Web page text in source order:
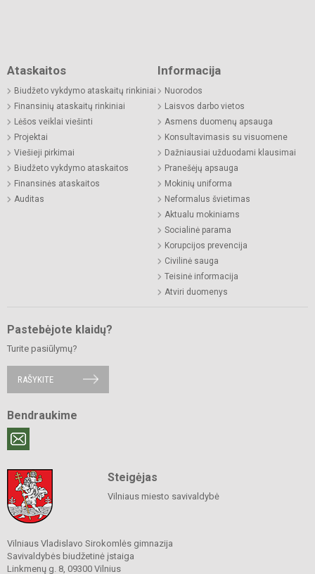
Ataskaitos
Biudžeto vykdymo ataskaitų rinkiniai
Finansinių ataskaitų rinkiniai
Lėšos veiklai viešinti
Projektai
Viešieji pirkimai
Biudžeto vykdymo ataskaitos
Finansinės ataskaitos
Auditas
Informacija
Nuorodos
Laisvos darbo vietos
Asmens duomenų apsauga
Konsultavimasis su visuomene
Dažniausiai užduodami klausimai
Pranešėjų apsauga
Mokinių uniforma
Neformalus švietimas
Aktualu mokiniams
Socialinė parama
Korupcijos prevencija
Civilinė sauga
Teisinė informacija
Atviri duomenys
Pastebėjote klaidų?
Turite pasiūlymų?
RAŠYKITE
Bendraukime
Steigėjas
Vilniaus miesto savivaldybė
Vilniaus Vladislavo Sirokomlės gimnazija
Savivaldybės biudžetinė įstaiga
Linkmenų g. 8, 09300 Vilnius